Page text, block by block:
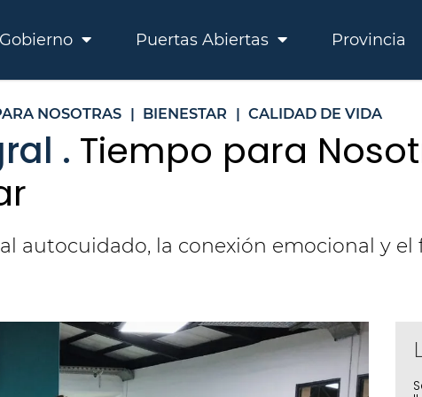
Gobierno Puertas Abiertas Provincia
NOSOTRAS | BIENESTAR | CALIDAD DE VIDA
. Tiempo para
autocuidado, la conexión emocional y